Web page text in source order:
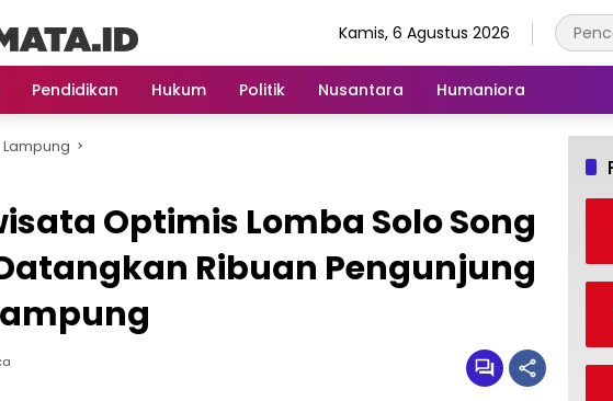
Kamis, 6 Agustus 2026
Pendidikan Hukum Politik Nusantara Humaniora
Optimis Lomba Solo Song
Ribuan Pengunjung